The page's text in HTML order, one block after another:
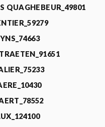
QUAGHEBEUR_49801